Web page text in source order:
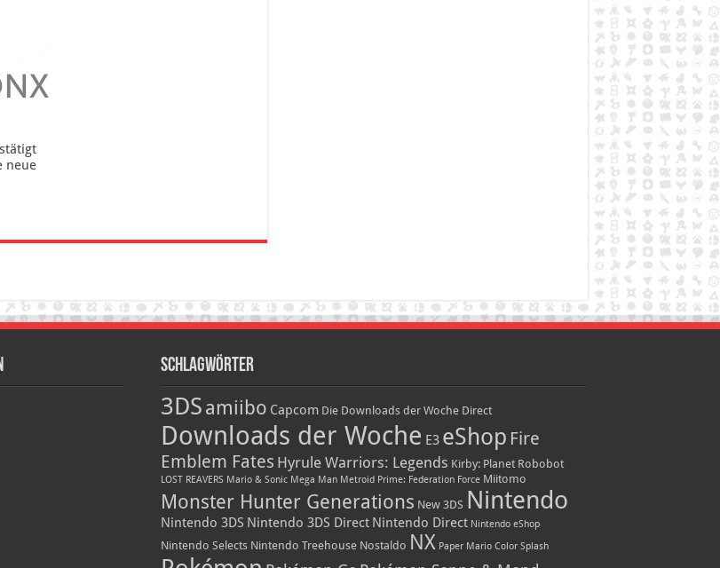
neue
Schlagwörter
3DS amiibo Capcom Die Downloads der Woche Direct
Downloads der Woche E3 eShop Fire
Emblem Fates Hyrule Warriors: Legends Kirby: Planet Robobot
LOST REAVERS Mario & Sonic Mega Man Metroid Prime: Federation Force Miitomo
Monster Hunter Generations New 3DS Nintendo
Nintendo 3DS Nintendo 3DS Direct Nintendo Direct Nintendo eShop
Nintendo Selects Nintendo Treehouse Nostaldo NX Paper Mario Color Splash